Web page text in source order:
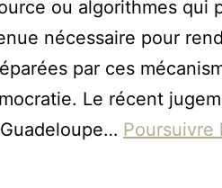
ou algorithmes qui
nécessaire pour
par ces
Le récent
Poursuivre